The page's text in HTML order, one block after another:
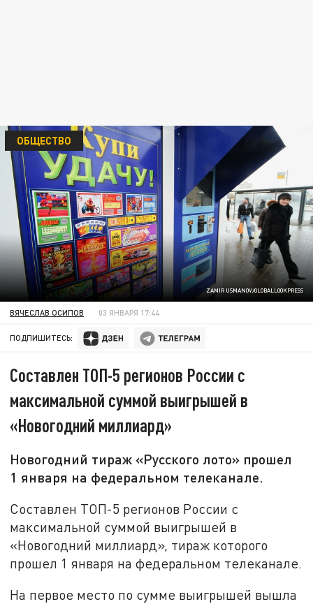
ZAMIR USMANOV/GLOBALLOOKPRESS
ОБЩЕСТВО
ВЯЧЕСЛАВ ОСИПОВ 03 ЯНВАРЯ 17:44
ПОДПИШИТЕСЬ:
Составлен ТОП-5 регионов России с
максимальной суммой выигрышей в
«Новогодний миллиард»
Новогодний тираж «Русского лото» прошел
1 января на федеральном телеканале.
Составлен ТОП-5 регионов России с
максимальной суммой выигрышей в
«Новогодний миллиард», тираж которого
прошел 1 января на федеральном телеканале.
На первое место по сумме выигрышей вышла